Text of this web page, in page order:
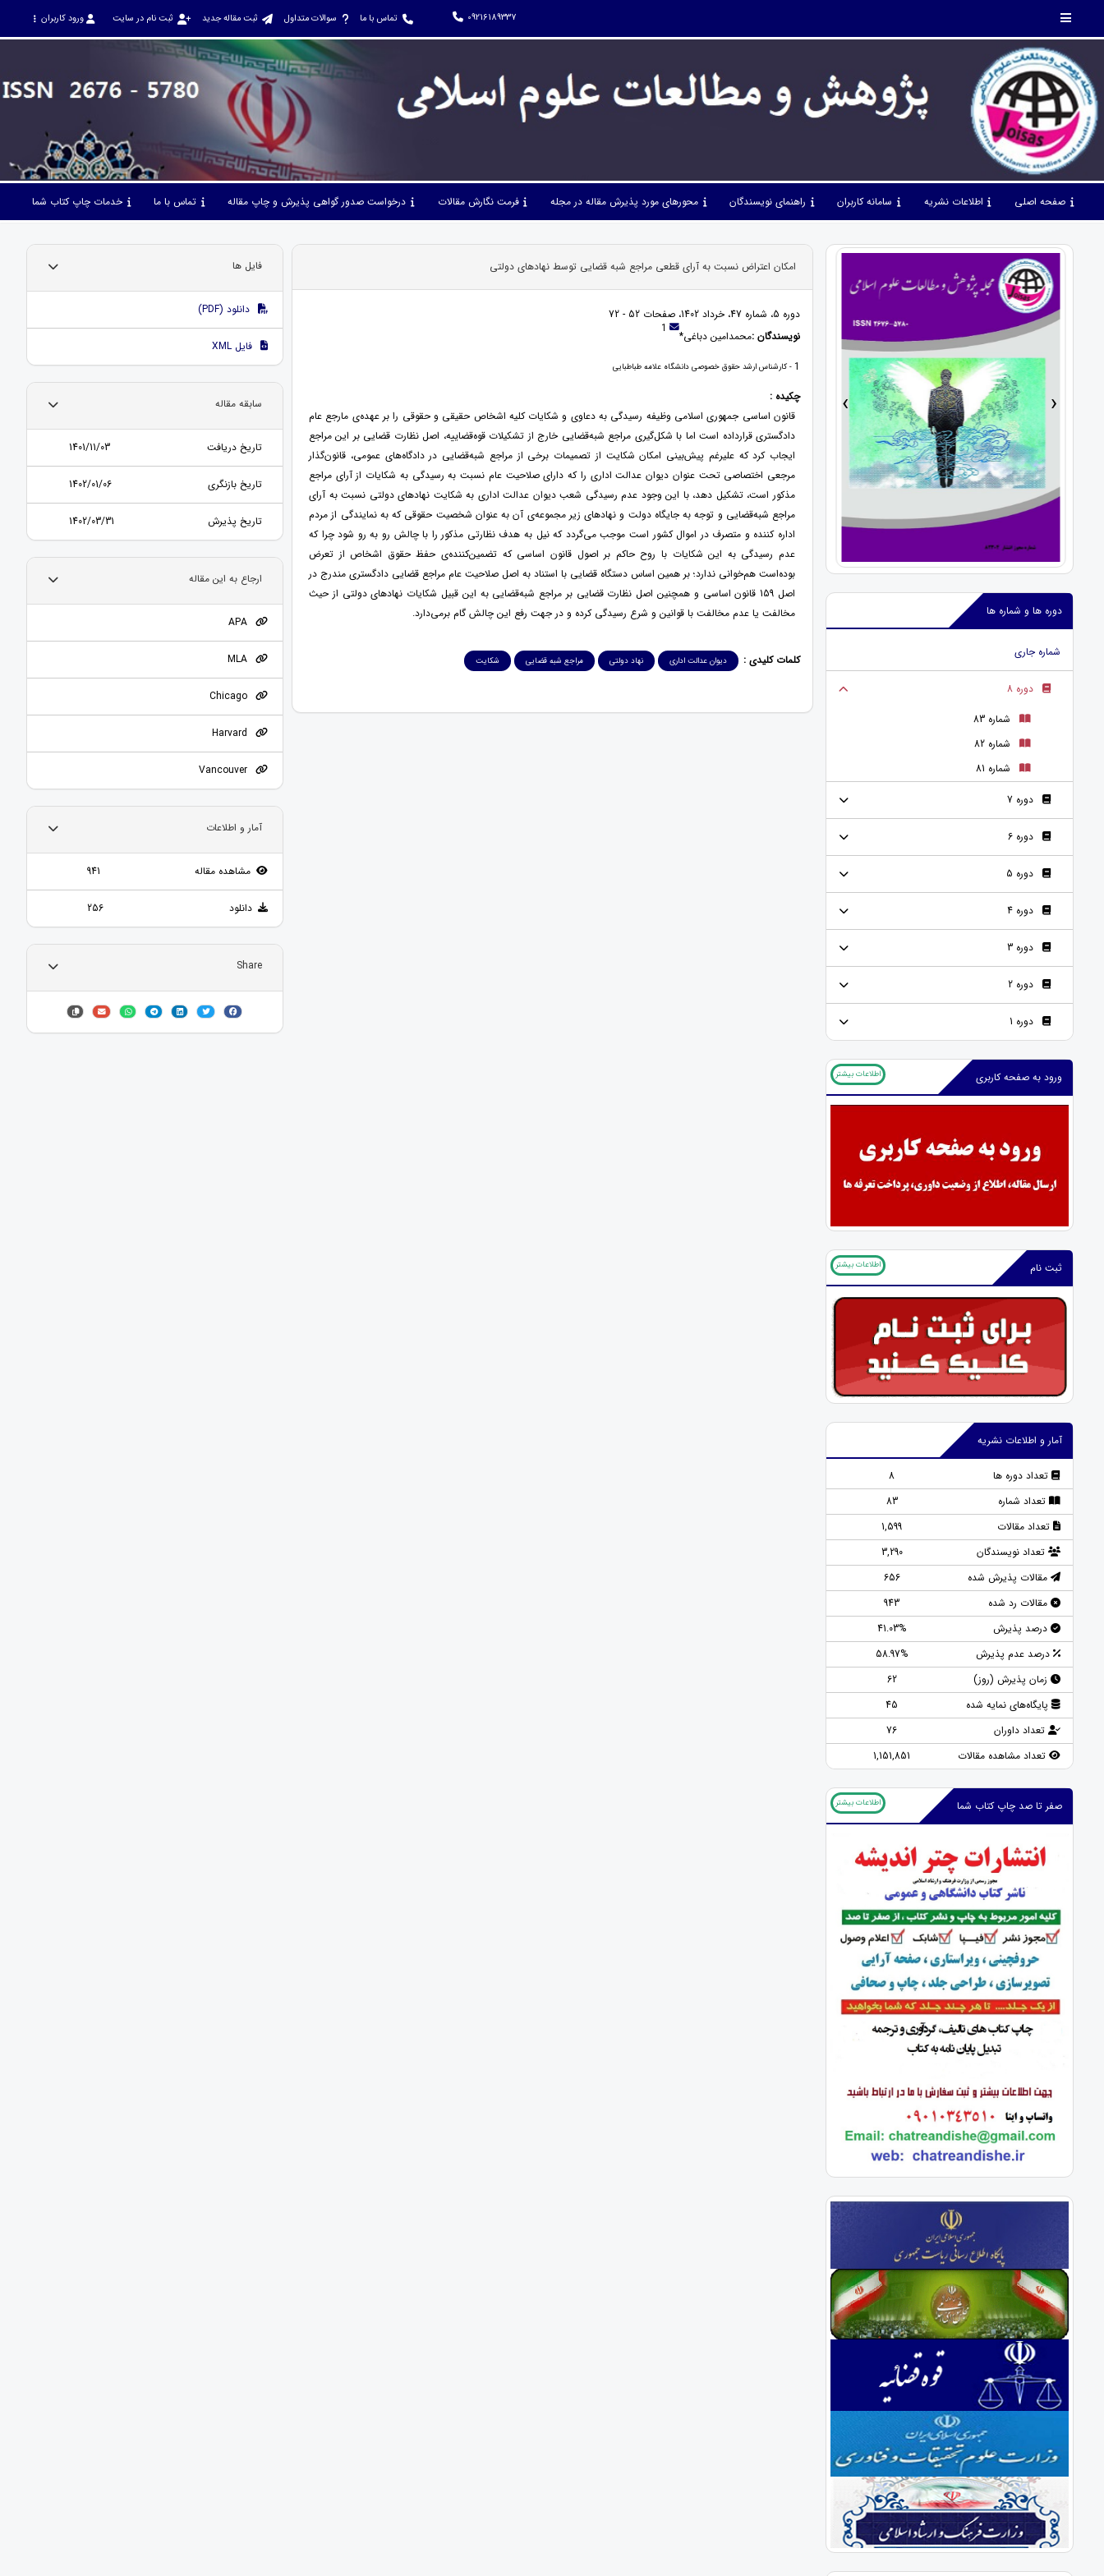
09216189337 تماس با ما سوالات متداول ثبت مقاله جدید ثبت نام در سایت ورود کاربران
صفحه اصلی اطلاعات نشریه سامانه کاربران راهنمای نویسندگان محورهای مورد پذیرش مقاله در مجله فرمت نگارش مقالات درخواست صدور گواهی پذیرش و چاپ مقاله تماس با ما خدمات چاپ کتاب شما
› ‹
دوره ها و شماره ها
شماره جاری
دوره 8
شماره 83
شماره 82
شماره 81
دوره 7
دوره 6
دوره 5
دوره 4
دوره 3
دوره 2
دوره 1
ورود به صفحه کاربری اطلاعات بیشتر
ثبت نام اطلاعات بیشتر
آمار و اطلاعات نشریه
تعداد دوره ها
8
تعداد شماره
83
تعداد مقالات
1,599
تعداد نویسندگان
3,290
مقالات پذیرش شده
656
مقالات رد شده
943
درصد پذیرش
41.03%
درصد عدم پذیرش
58.97%
زمان پذیرش (روز)
62
پایگاه‌های نمایه شده
45
تعداد داوران
76
تعداد مشاهده مقالات
1,151,851
صفر تا صد چاپ کتاب شما اطلاعات بیشتر
امکان اعتراض نسبت به آرای قطعی مراجع شبه قضایی توسط نهاد‌های دولتی
دوره 5، شماره 47، خرداد 1402، صفحات 52 - 72
نویسندگان :محمدامین دباغی* 1
1 - کارشناس ارشد حقوق خصوصی دانشگاه علامه طباطبایی
چکیده :
قانون اساسی جمهوری اسلامی وظیفه رسیدگی به دعاوی و شکایات کلیه اشخاص حقیقی و حقوقی را بر عهده‌ی مارجع عام
دادگستری قرارداده است اما با شکل‌گیری مراجع شبه‌قضایی خارج از تشکیلات قوه‌قضاییه، اصل نظارت قضایی بر این مراجع
ایجاب کرد که علیرغم پیش‌بینی امکان شکایت از تصمیمات برخی از مراجع شبه‌قضایی در دادگاه‌های عمومی، قانون‌گذار
مرجعی اختصاصی تحت عنوان دیوان عدالت اداری را که دارای صلاحیت عام نسبت به رسیدگی به شکایات از آرای مراجع
مذکور است، تشکیل دهد، با این وجود عدم رسیدگی شعب دیوان عدالت اداری به شکایت نهادهای دولتی نسبت به آرای
مراجع شبه‌قضایی و توجه به جایگاه دولت و نهاد‌های زیر مجموعه‌ی آن به عنوان شخصیت حقوقی که به نمایندگی از مردم
اداره کننده و متصرف در اموال کشور است موجب می‌گردد که نیل به هدف نظارتی مذکور را با چالش رو به رو شود چرا که
عدم رسیدگی به این شکایات با روح حاکم بر اصول قانون اساسی که تضمین‌کننده‌ی حفظ حقوق اشخاص از تعرض
بوده‌است هم‌خوانی ندارد؛ بر همین اساس دستگاه قضایی با استناد به اصل صلاحیت عام مراجع قضایی دادگستری مندرج در
اصل 159 قانون اساسی و همچنین اصل نظارت قضایی بر مراجع شبه‌قضایی به این قبیل شکایات نهادهای دولتی از حیث
مخالفت یا عدم مخالفت با قوانین و شرع رسیدگی کرده و در جهت رفع این چالش گام برمی‌دارد.
کلمات کلیدی : دیوان عدالت اداری نهاد دولتی مراجع شبه قضایی شکایت
فایل ها
دانلود (PDF)
فایل XML
سابقه مقاله
تاریخ دریافت 1401/11/03
تاریخ بازنگری 1402/01/06
تاریخ پذیرش 1402/03/31
ارجاع به این مقاله
آمار و اطلاعات
مشاهده مقاله 941
دانلود 256
Share